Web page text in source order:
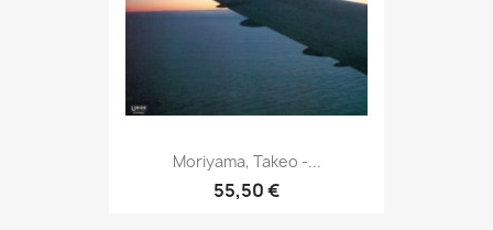
Moriyama, Takeo -...
55,50 €